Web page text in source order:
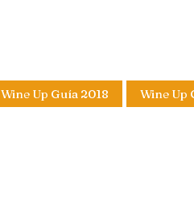
Wine Up Guía 2018 Wine Up